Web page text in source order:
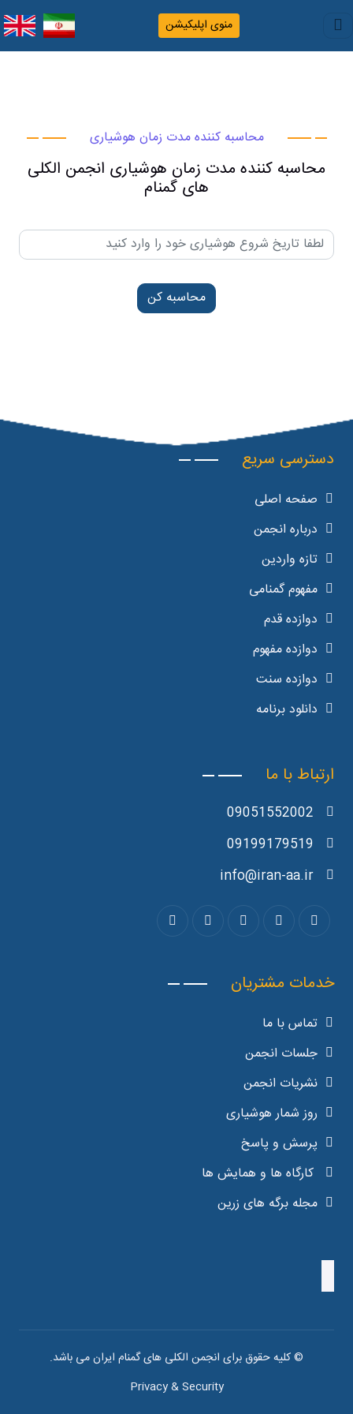
منوی اپلیکیشن
محاسبه کننده مدت زمان هوشیاری
محاسبه کننده مدت زمان هوشیاری انجمن الکلی
های گمنام
محاسبه کن
دسترسی سریع
صفحه اصلی
درباره انجمن
تازه واردین
مفهوم گمنامی
دوازده قدم
دوازده مفهوم
دوازده سنت
دانلود برنامه
ارتباط با ما
09051552002
09199179519
info@iran-aa.ir
خدمات مشتریان
تماس با ما
جلسات انجمن
نشریات انجمن
روز شمار هوشیاری
پرسش و پاسخ
کارگاه ها و همایش ها
مجله برگه های زرین
© کلیه حقوق برای انجمن الکلی های گمنام ایران می باشد.
Privacy & Security